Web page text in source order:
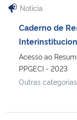
Notícia
Caderno de
Acesso ao
PPGECI - 2023
Outras